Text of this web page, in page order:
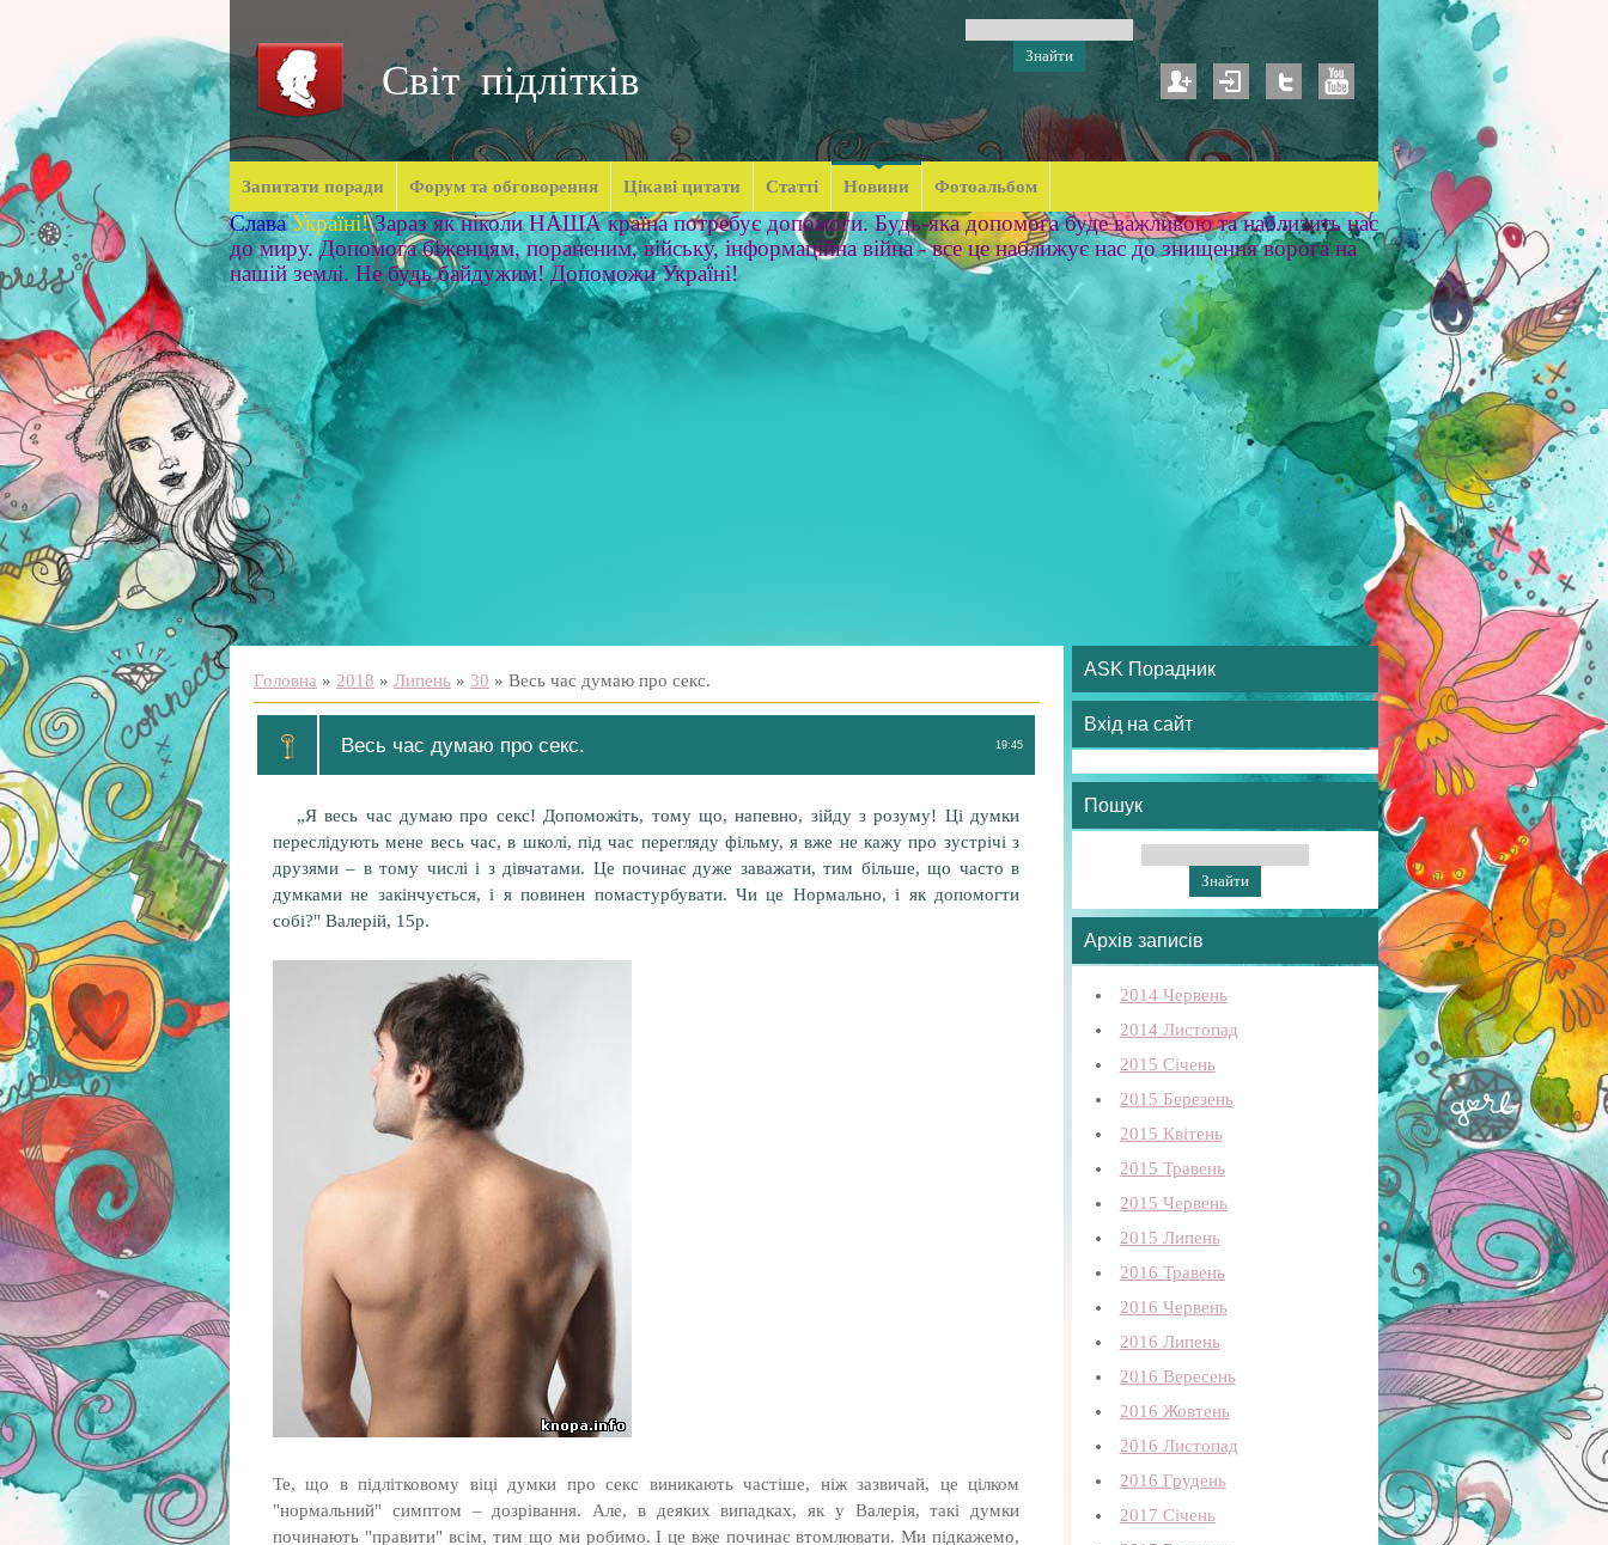
Світ підлітків
Запитати поради Форум та обговорення Цікаві цитати Статті Новини Фотоальбом
Слава Україні! Зараз як ніколи НАША країна потребує допомоги. Будь-яка допомога буде важливою та наблизить нас
до миру. Допомога біженцям, пораненим, війську, інформаційна війна - все це наближує нас до знищення ворога на
нашій землі. Не будь байдужим! Допоможи Україні!
Головна » 2018 » Липень » 30 » Весь час думаю про секс.
19:45
Весь час думаю про секс.
„Я весь час думаю про секс! Допоможіть, тому що, напевно, зійду з розуму! Ці думки
переслідують мене весь час, в школі, під час перегляду фільму, я вже не кажу про зустрічі з
друзями – в тому числі і з дівчатами. Це починає дуже заважати, тим більше, що часто в
думками не закінчується, і я повинен помастурбувати. Чи це Нормально, і як допомогти
собі?" Валерій, 15р.
Те, що в підлітковому віці думки про секс виникають частіше, ніж зазвичай, це цілком
"нормальний" симптом – дозрівання. Але, в деяких випадках, як у Валерія, такі думки
починають "правити" всім, тим що ми робимо. І це вже починає втомлювати. Ми підкажемо,
ASK Порадник
Вхід на сайт
Пошук
Архів записів
2014 Червень
2014 Листопад
2015 Січень
2015 Березень
2015 Квітень
2015 Травень
2015 Червень
2015 Липень
2016 Травень
2016 Червень
2016 Липень
2016 Вересень
2016 Жовтень
2016 Листопад
2016 Грудень
2017 Січень